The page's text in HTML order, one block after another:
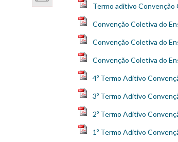
Termo aditivo
Convenção Coletiva do
Convenção Coletiva do
Convenção Coletiva do
4º Termo Aditivo
3º Termo Aditivo
2º Termo Aditivo
1º Termo Aditivo